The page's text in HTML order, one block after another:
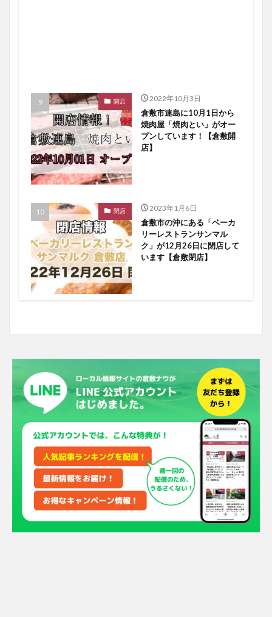
開店 2022年10月3日
倉敷市連島に10月1日から
焼肉屋「焼肉とい」がオー
プンしています！【倉敷開
店】
閉店 2023年1月6日
倉敷市の沖にある「ベーカ
リーレストランサンマル
ク」が12月26日に閉店して
います【倉敷閉店】